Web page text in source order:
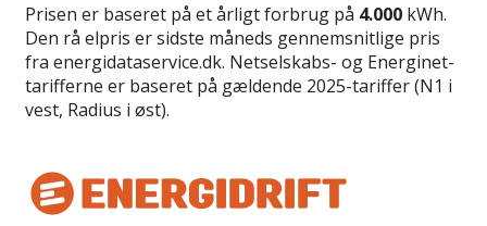
Prisen er baseret på et årligt forbrug på 4.000 kWh.
Den rå elpris er sidste måneds gennemsnitlige pris
fra energidataservice.dk. Netselskabs- og Energinet-
tarifferne er baseret på gældende 2025-tariffer (N1 i
vest, Radius i øst).